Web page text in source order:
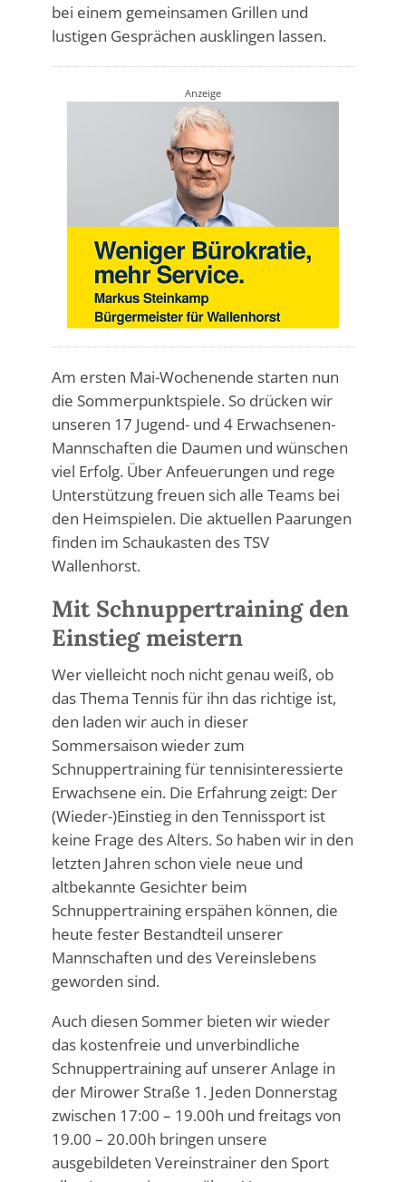
bei einem gemeinsamen Grillen und
lustigen Gesprächen ausklingen lassen.
Anzeige
Am ersten Mai-Wochenende starten nun
die Sommerpunktspiele. So drücken wir
unseren 17 Jugend- und 4 Erwachsenen-
Mannschaften die Daumen und wünschen
viel Erfolg. Über Anfeuerungen und rege
Unterstützung freuen sich alle Teams bei
den Heimspielen. Die aktuellen Paarungen
finden im Schaukasten des TSV
Wallenhorst.
Mit Schnuppertraining den
Einstieg meistern
Wer vielleicht noch nicht genau weiß, ob
das Thema Tennis für ihn das richtige ist,
den laden wir auch in dieser
Sommersaison wieder zum
Schnuppertraining für tennisinteressierte
Erwachsene ein. Die Erfahrung zeigt: Der
(Wieder-)Einstieg in den Tennissport ist
keine Frage des Alters. So haben wir in den
letzten Jahren schon viele neue und
altbekannte Gesichter beim
Schnuppertraining erspähen können, die
heute fester Bestandteil unserer
Mannschaften und des Vereinslebens
geworden sind.
Auch diesen Sommer bieten wir wieder
das kostenfreie und unverbindliche
Schnuppertraining auf unserer Anlage in
der Mirower Straße 1. Jeden Donnerstag
zwischen 17:00 – 19.00h und freitags von
19.00 – 20.00h bringen unsere
ausgebildeten Vereinstrainer den Sport